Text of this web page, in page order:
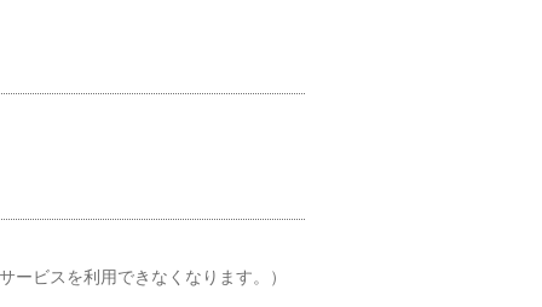
ビスを利用できなくなります。）